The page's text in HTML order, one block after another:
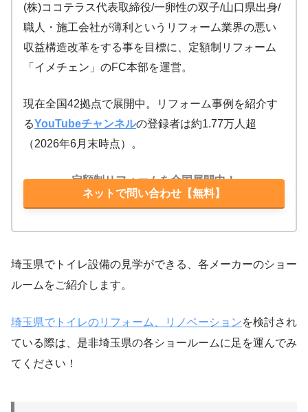
(株)ココテラス代表取締役/一卵性の双子/山口県出身/
職人・施工会社が薄利というリフォーム業界の悪い
収益構造改革をする事を目標に、定額制リフォーム
「イメチェン」のFC本部を運営。
現在全国42拠点で展開中。リフォーム事例を紹介す
るYouTubeチャンネルの登録者は約1.77万人超
（2026年6月末時点）。
定額制リフォームを全国展開中！
ネットで問い合わせ【無料】
埼玉県でトイレ設備の見学ができる、各メーカーのショー
ルームをご紹介します。
埼玉県でトイレのリフォーム、リノベーションを検討され
ている際は、是非埼玉県の各ショールームに足を運んでみ
てください！